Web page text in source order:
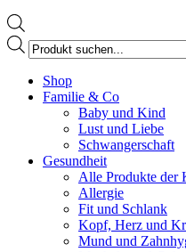
Products
search
page
opens
Shop
Familie & Co
Baby und Kind
Lust und Liebe
Schwangerschaft
Gesundheit
Alle Produkte der
Allergie
Fit und Schlank
Kopf, Herz und
Mund und